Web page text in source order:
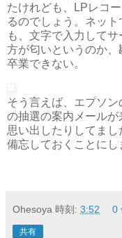
たけれども、LPレコ
るのでしょう。ネッ
も、文字で入力して
方が匂いというのか
卒業できない。
そう言えば、エプソ
の抽選の案内メール
思い出したりしてま
備忘しておくことにし
Ohesoya 時刻: 3:52 0
共有